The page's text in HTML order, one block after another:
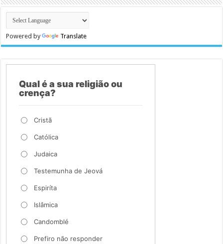
Powered by Translate
Qual é a sua religião ou
crença?
Cristã
Católica
Judaica
Testemunha de Jeová
Espiríta
Islâmica
Candomblé
Prefiro não responder